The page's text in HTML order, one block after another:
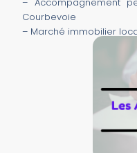
Courbevoie
– Marché immobilier